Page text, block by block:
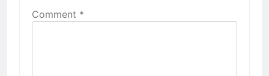
Comment *